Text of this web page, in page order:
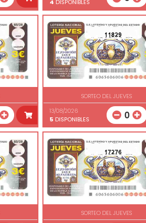
4 DISPONIBLES
11829
SORTEO DEL JUEVES
13/08/2026
5 DISPONIBLES 0
17276
SORTEO DEL JUEVES